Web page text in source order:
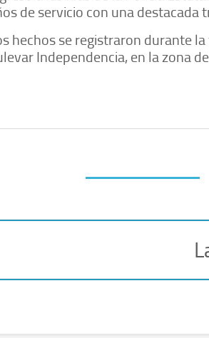
de servicio con una destacada
hechos se registraron durante
Independencia, en la zona